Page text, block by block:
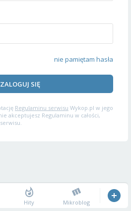
nie pamiętam hasła
ZALOGUJ SIĘ
Regulaminu serwisu Wykop.pl w jego
akceptujesz Regulaminu w całości,
Hity Mikroblog